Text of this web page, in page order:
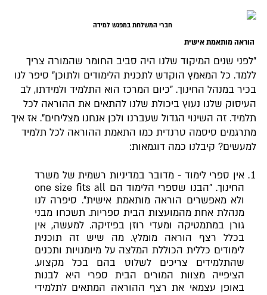
חברי המשלחת במפגש למידה
הוראה מותאמת אישית
"לפני שנים המיקוד שלנו היה סביב החומר שהמורה צריך
ללמד. כל המאמץ הוקדש לתכנית הלימודים ולתוכן" סיפר לנו
בכיר במנהל החינוך. "כיום המרכז הוא התלמיד ולמידתו, לב
העיסוק שלנו נעוץ ביכולת שלנו להתאים את ההוראה לכל
תלמיד. זה השינוי הגדול שעברנו ולכן אנחנו מצליחים". אז איך
מתרגמים סיסמה טרנדית כמו התאמת ההוראה לכל תלמיד
למעשים? קיבלנו כמה דוגמאות:
אין ספרי לימוד - מדובר במדיניות רשמית של משרד
החינוך. "הבנו שספרי הלימוד הם one size fits all
ולא מאפשרים הוראה מותאמת אישית". סיפרה לנו
מנהלת אחת מהמועצות הבית ספריות. תשכחו מבני
גורן במתמטיקה ומעדי רוזן בפיזיקה. למעשה, אין
בכלל רצף הוראה מומלץ. מה שיש זה תוכנית
לימודים כללית הכוללת המלצה על מיומנויות ותכנים
שהתלמידים צריכים לשלוט בהם בכל מקצוע.
הציפייה מצוות המורים הבית ספרי היא לבנות
באופן עצמאי את רצף ההוראה המתאים לתלמידי